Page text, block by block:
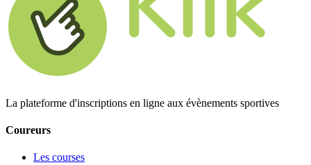
La plateforme d'inscriptions en ligne aux évènements sportives
Coureurs
Les courses